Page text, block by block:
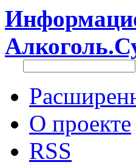
О проекте
RSS